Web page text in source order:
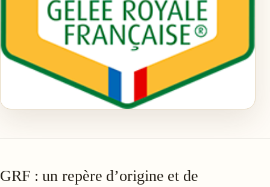
GRF : un repère d’origine et de